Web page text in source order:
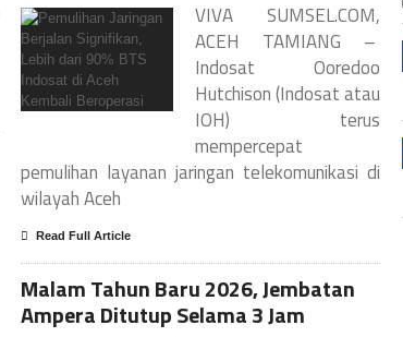
VIVA SUMSEL.COM,
ACEH TAMIANG –
Indosat Ooredoo
Hutchison (Indosat atau
IOH) terus
mempercepat
pemulihan layanan jaringan telekomunikasi di
wilayah Aceh
Read Full Article
Malam Tahun Baru 2026, Jembatan
Ampera Ditutup Selama 3 Jam